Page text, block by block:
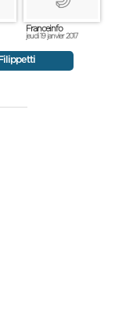
Franceinfo
jeudi 19 janvier 2017